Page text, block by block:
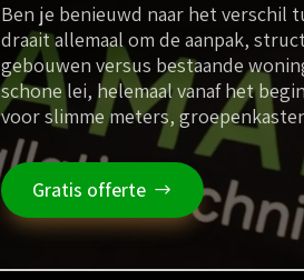
Ben je benieuwd naar het verschil
draait allemaal om de aanpak,
gebouwen versus bestaande
schone lei, helemaal vanaf het
voor slimme meters,
Gratis offerte